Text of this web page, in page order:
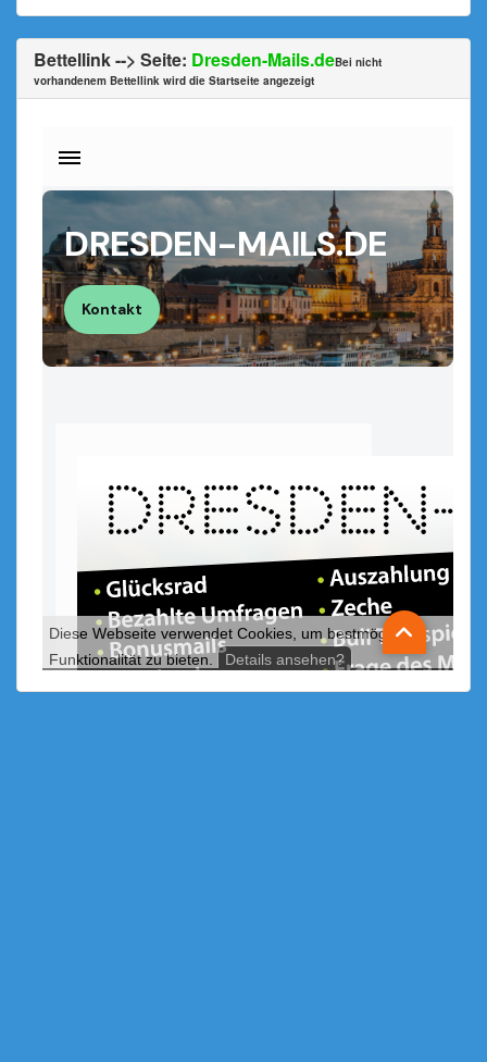
Bettellink --> Seite: Dresden-Mails.deBei nicht
vorhandenem Bettellink wird die Startseite angezeigt